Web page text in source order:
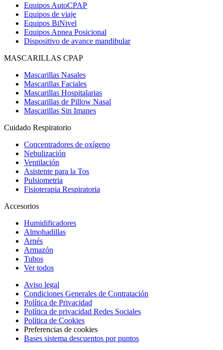
Equipos AutoCPAP
Equipos de viaje
Equipos BiNivel
Equipos Apnea Posicional
Dispositivo de avance mandibular
MASCARILLAS CPAP
Mascarillas Nasales
Mascarillas Faciales
Mascarillas Hospitalarias
Mascarillas de Pillow Nasal
Mascarillas Sin Imanes
Cuidado Respiratorio
Concentradores de oxígeno
Nebulización
Ventilación
Asistente para la Tos
Pulsiometria
Fisioterapia Respiratoria
Accesorios
Humidificadores
Almohadillas
Arnés
Armazón
Tubos
Ver todos
Aviso legal
Condiciones Generales de Contratación
Política de Privacidad
Política de privacidad Redes Sociales
Política de Cookies
Preferencias de cookies
Bases sistema descuentos por puntos